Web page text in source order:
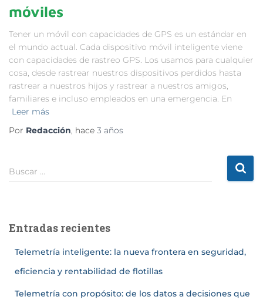
móviles
Tener un móvil con capacidades de GPS es un estándar en
el mundo actual. Cada dispositivo móvil inteligente viene
con capacidades de rastreo GPS. Los usamos para cualquier
cosa, desde rastrear nuestros dispositivos perdidos hasta
rastrear a nuestros hijos y rastrear a nuestros amigos,
familiares e incluso empleados en una emergencia. En
Leer más
Por Redacción, hace 3 años
Buscar …
Entradas recientes
Telemetría inteligente: la nueva frontera en seguridad,
eficiencia y rentabilidad de flotillas
Telemetría con propósito: de los datos a decisiones que